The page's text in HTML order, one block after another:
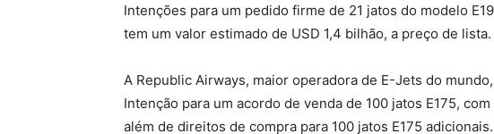
Intenções para um pedido firme de 21 jatos do modelo
tem um valor estimado de USD 1,4 bilhão, a preço de lista.
A Republic Airways, maior operadora de E-Jets do
Intenção para um acordo de venda de 100 jatos E175,
além de direitos de compra para 100 jatos E175